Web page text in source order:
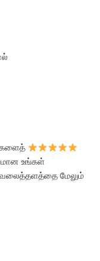
உங்கள்
வலைத்தளத்தை மேலும்